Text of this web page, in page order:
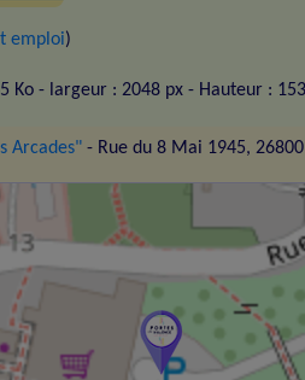
emploi)
Ko - largeur : 2048 px - Hauteur :
Arcades" - Rue du 8 Mai 1945, 26800